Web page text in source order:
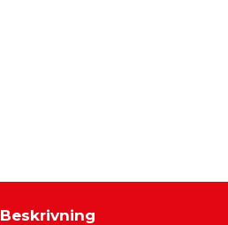
Beskrivning